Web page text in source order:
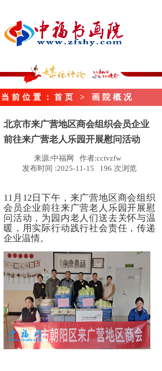
当前位置 ：首页 > 画院概况
北京市来广营地区商会组织会员企业
前往来广营老人乐园开展慰问活动
来源:中福网 作者:cctvzfw
发布时间 :2025-11-15 196 次浏览
11月12日下午，来广营地区商会组织
会员企业前往来广营老人乐园开展慰
问活动，为园内老人们送去关怀与温
暖，用实际行动践行社会责任，传递
企业温情。